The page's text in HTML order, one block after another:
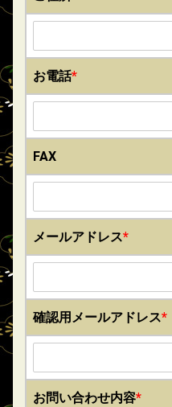
お電話*
FAX
メールアドレス*
確認用メールアドレス*
お問い合わせ内容*